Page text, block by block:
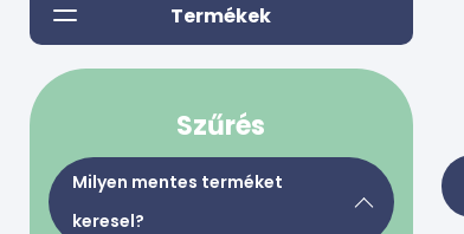
Termékek
Szűrés
Milyen mentes terméket
keresel?